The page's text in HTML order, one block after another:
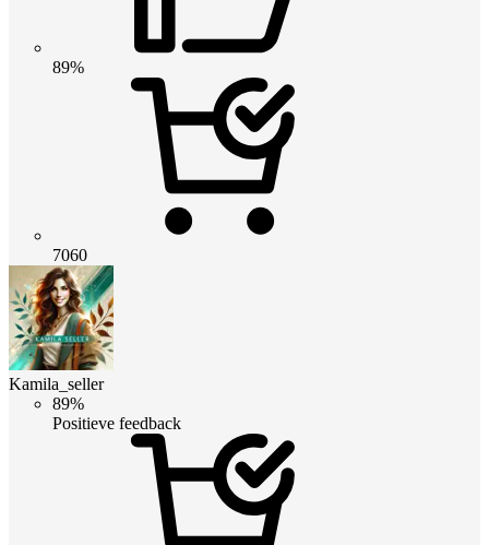
89%
7060
Kamila_seller
89%
Positieve feedback